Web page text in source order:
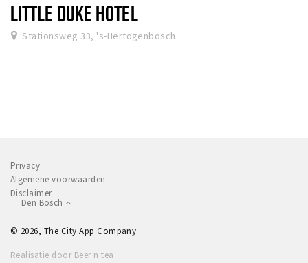
LITTLE DUKE HOTEL
Stationsweg 33, 's-Hertogenbosch
Privacy
Algemene voorwaarden
Disclaimer
Den Bosch
© 2026, The City App Company
Realisatie door Beer n tea